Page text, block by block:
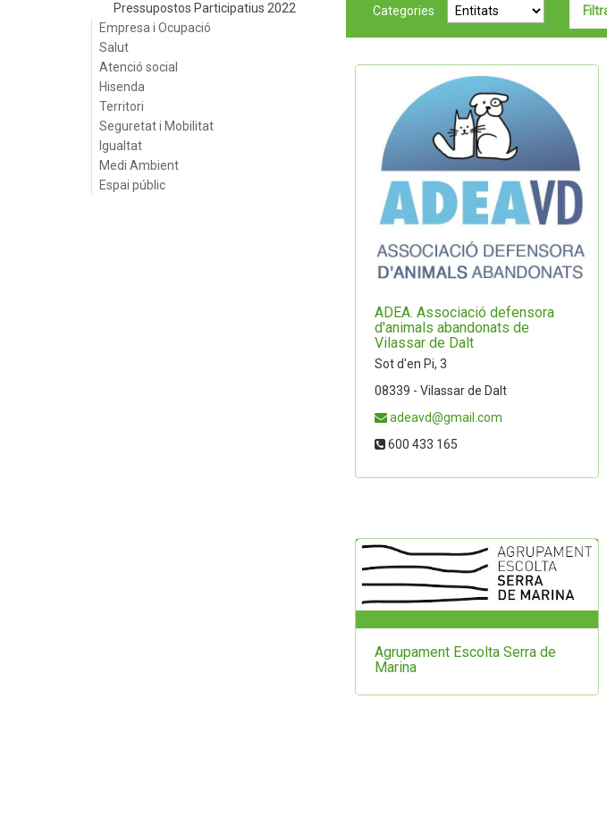
Pressupostos Participatius 2022
Empresa i Ocupació
Salut
Atenció social
Hisenda
Territori
Seguretat i Mobilitat
Igualtat
Medi Ambient
Espai públic
Categories
ADEA. Associació defensora
d'animals abandonats de
Vilassar de Dalt
Sot d'en Pi, 3
08339 - Vilassar de Dalt
adeavd@gmail.com
600 433 165
Agrupament Escolta Serra de
Marina